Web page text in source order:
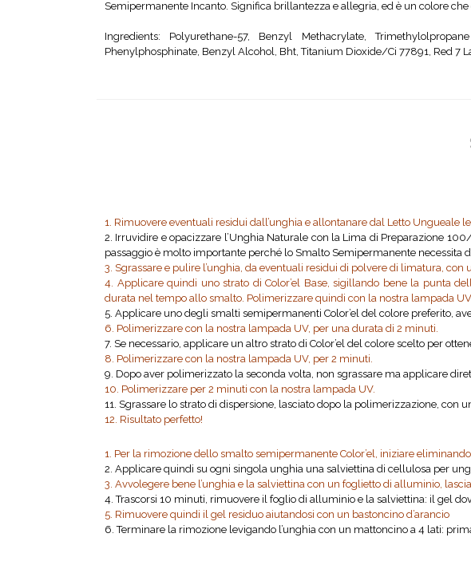
Semipermanente Incanto. Significa brillantezza e allegria, ed è un colore
Ingredients: Polyurethane-57, Benzyl Methacrylate,
Phenylphosphinate, Benzyl Alcohol, Bht, Titanium Dioxide/Ci 77891, Red 7
1. Rimuovere eventuali residui dall’unghia e allontanare dal Letto Ungueale
2. Irruvidire e opacizzare l’Unghia Naturale con la Lima di Preparazione
passaggio è molto importante perché lo Smalto Semipermanente necessita
3. Sgrassare e pulire l’unghia, da eventuali residui di polvere di limatura,
4. Applicare quindi uno strato di Color’el Base, sigillando bene la punta
durata nel tempo allo smalto. Polimerizzare quindi con la nostra lampada
5. Applicare uno degli smalti semipermanenti Color’el del colore preferito,
6. Polimerizzare con la nostra lampada UV, per una durata di 2 minuti.
7. Se necessario, applicare un altro strato di Color’el del colore scelto per
8. Polimerizzare con la nostra lampada UV, per 2 minuti.
9. Dopo aver polimerizzato la seconda volta, non sgrassare ma applicare
10. Polimerizzare per 2 minuti con la nostra lampada UV.
11. Sgrassare lo strato di dispersione, lasciato dopo la polimerizzazione, con
12. Risultato perfetto!
1. Per la rimozione dello smalto semipermanente Color’el, iniziare
2. Applicare quindi su ogni singola unghia una salviettina di cellulosa per
3. Avvolegere bene l’unghia e la salviettina con un foglietto di alluminio,
4. Trascorsi 10 minuti, rimuovere il foglio di alluminio e la salviettina: il gel
5. Rimuovere quindi il gel residuo aiutandosi con un bastoncino d’arancio
6. Terminare la rimozione levigando l’unghia con un mattoncino a 4 lati: